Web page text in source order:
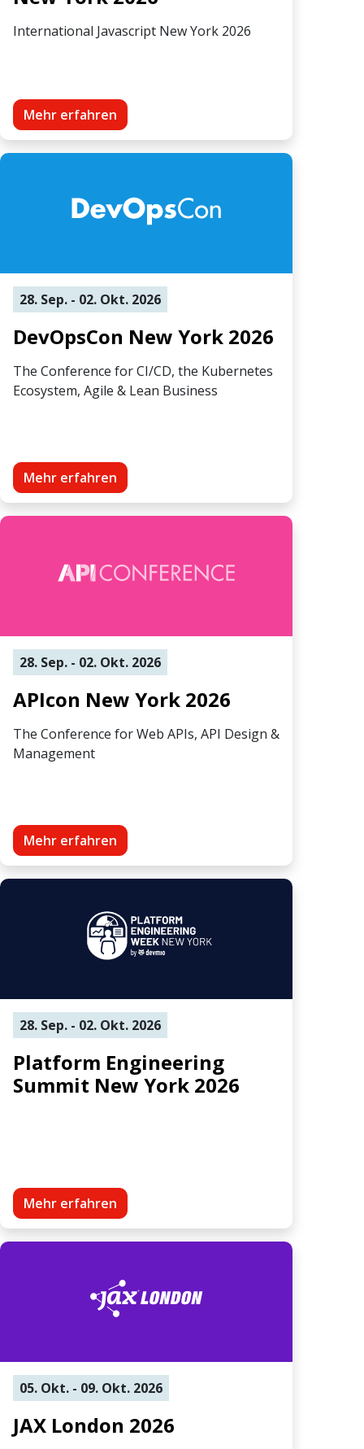
International Javascript New York 2026
Mehr erfahren
28. Sep. - 02. Okt. 2026
DevOpsCon New York 2026
The Conference for CI/CD, the Kubernetes
Ecosystem, Agile & Lean Business
Mehr erfahren
28. Sep. - 02. Okt. 2026
APIcon New York 2026
The Conference for Web APIs, API Design &
Management
Mehr erfahren
28. Sep. - 02. Okt. 2026
Platform Engineering
Summit New York 2026
Mehr erfahren
05. Okt. - 09. Okt. 2026
JAX London 2026